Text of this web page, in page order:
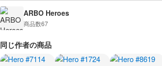
ARBO Heroes
商品数67
同じ作者の商品